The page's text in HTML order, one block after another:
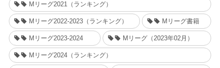
Mリーグ2021（ランキング）
Mリーグ2022-2023（ランキング） Mリーグ書籍
Mリーグ2023-2024 Mリーグ（2023年02月）
Mリーグ2024（ランキング）